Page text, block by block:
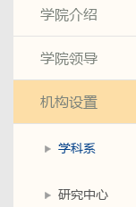
学院介绍
学院领导
机构设置
学科系
研究中心